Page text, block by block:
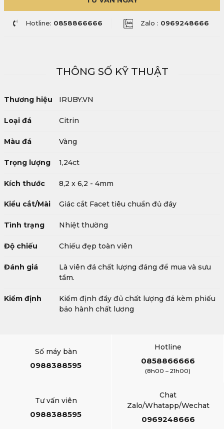
Hotline: 0858866666 Zalo : 0969248666
THÔNG SỐ KỸ THUẬT
Thương hiệu IRUBY.VN
Loại đá Citrin
Màu đá Vàng
Trọng lượng 1,24ct
Kích thước 8,2 x 6,2 - 4mm
Kiểu cắt/Mài Giác cắt Facet tiêu chuẩn đủ đáy
Tình trạng Nhiệt thường
Độ chiếu Chiếu đẹp toàn viên
Đánh giá
Là viên đá chất lượng đáng để mua và sưu
tầm.
Kiểm định
Kiểm định đầy đủ chất lượng đá kèm phiếu
bảo hành chất lương
Số máy bàn
0988388595
Hotline
0858866666
(8h00 – 21h00)
Tư vấn viên
0988388595
Chat
Zalo/Whatapp/Wechat
0969248666